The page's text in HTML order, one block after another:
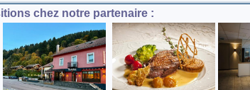
chez notre partenaire :